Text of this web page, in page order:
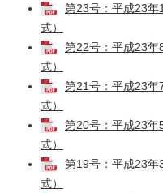
第23号：平成23年
式）
第22号：平成23年
式）
第21号：平成23年
式）
第20号：平成23年
式）
第19号：平成23年
式）